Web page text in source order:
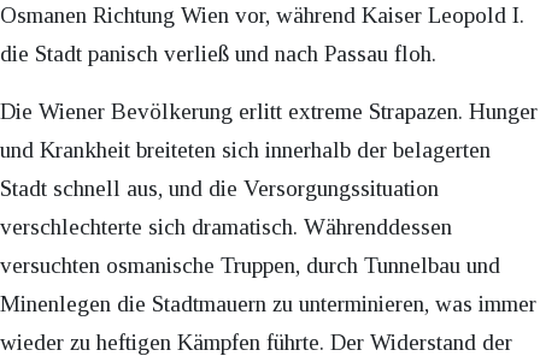
Osmanen Richtung Wien vor, während Kaiser Leopold I.
die Stadt panisch verließ und nach Passau floh.
Die Wiener Bevölkerung erlitt extreme Strapazen. Hunger
und Krankheit breiteten sich innerhalb der belagerten
Stadt schnell aus, und die Versorgungssituation
verschlechterte sich dramatisch. Währenddessen
versuchten osmanische Truppen, durch Tunnelbau und
Minenlegen die Stadtmauern zu unterminieren, was immer
wieder zu heftigen Kämpfen führte. Der Widerstand der